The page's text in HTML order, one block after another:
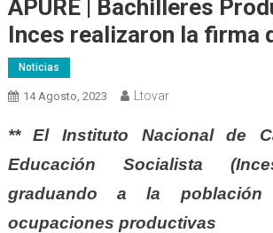
APURE | Bachilleres
Inces realizaron la firma
Noticias
14 Agosto, 2023 Ltovar
** El Instituto Nacional de
Educación Socialista
graduando a la población
ocupaciones productivas